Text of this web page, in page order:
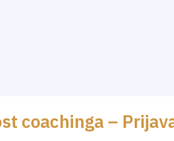
coachinga –